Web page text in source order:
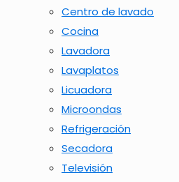
Centro de lavado
Cocina
Lavadora
Lavaplatos
Licuadora
Microondas
Refrigeración
Secadora
Televisión